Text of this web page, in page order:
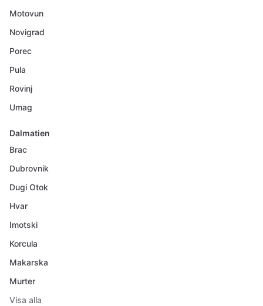
Motovun
Novigrad
Porec
Pula
Rovinj
Umag
Dalmatien
Brac
Dubrovnik
Dugi Otok
Hvar
Imotski
Korcula
Makarska
Murter
Visa alla